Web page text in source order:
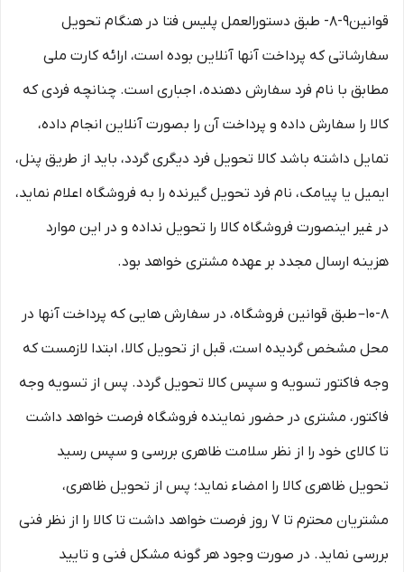
قوانین۹-۸- طبق دستورالعمل پلیس فتا در هنگام تحویل
سفارشاتی که پرداخت آنها آنلاین بوده است، ارائه کارت ملی
مطابق با نام فرد سفارش دهنده، اجباری است. چنانچه فردی که
کالا را سفارش داده و پرداخت آن را بصورت آنلاین انجام داده،
تمایل داشته باشد کالا تحویل فرد دیگری گردد، باید از طریق پنل،
ایمیل یا پیامک، نام فرد تحویل گیرنده را به فروشگاه اعلام نماید،
در غیر اینصورت فروشگاه کالا را تحویل نداده و در این موارد
هزینه ارسال مجدد بر عهده مشتری خواهد بود.
۱۰-۸– طبق قوانین فروشگاه، در سفارش هایی که پرداخت آنها در
محل مشخص گردیده است، قبل از تحویل کالا، ابتدا لازمست که
وجه فاکتور تسویه و سپس کالا تحویل گردد. پس از تسویه وجه
فاکتور، مشتری در حضور نماینده فروشگاه فرصت خواهد داشت
تا کالای خود را از نظر سلامت ظاهری بررسی و سپس رسید
تحویل ظاهری کالا را امضاء نماید؛ پس از تحویل ظاهری،
مشتریان محترم تا ۷ روز فرصت خواهد داشت تا کالا را از نظر فنی
بررسی نماید. در صورت وجود هر گونه مشکل فنی و تایید